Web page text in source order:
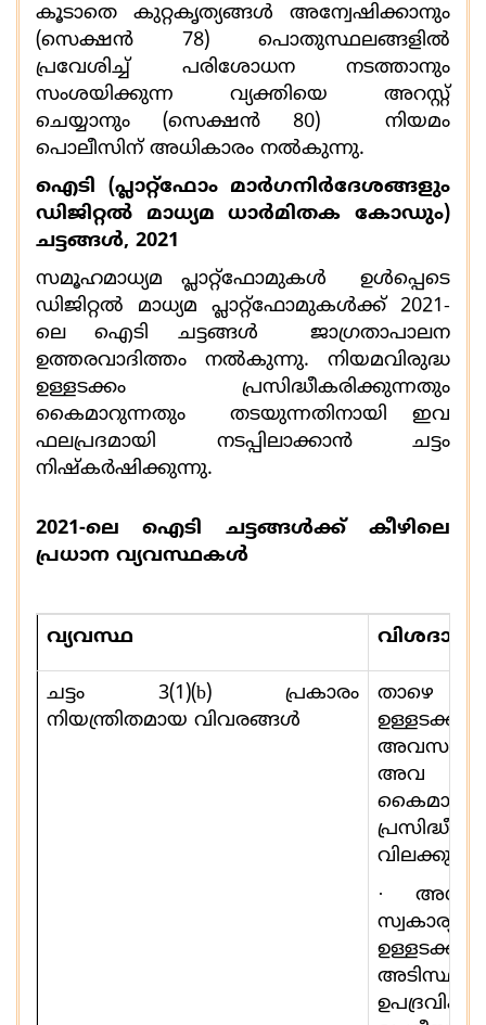
കൂടാതെ കുറ്റകൃത്യങ്ങൾ അന്വേഷിക്കാനും
(സെക്ഷൻ 78) പൊതുസ്ഥലങ്ങളിൽ
പ്രവേശിച്ച് പരിശോധന നടത്താനും
സംശയിക്കുന്ന വ്യക്തിയെ അറസ്റ്റ്
ചെയ്യാനും (സെക്ഷൻ 80) നിയമം
പൊലീസിന് അധികാരം നല്‍കുന്നു.
ഐടി (പ്ലാറ്റ്ഫോം മാർഗനിർദേശങ്ങളും
ഡിജിറ്റൽ മാധ്യമ ധാര്‍മിതക കോഡും)
ചട്ടങ്ങൾ, 2021
സമൂഹമാധ്യമ പ്ലാറ്റ്ഫോമുകള്‍
ഉൾപ്പെടെ
ഡിജിറ്റല്‍ മാധ്യമ പ്ലാറ്റ്ഫോമുകള്‍ക്ക് 2021-
ലെ ഐടി ചട്ടങ്ങൾ
ജാഗ്രതാപാലന
ഉത്തരവാദിത്തം നൽകുന്നു. നിയമവിരുദ്ധ
ഉള്ളടക്കം പ്രസിദ്ധീകരിക്കുന്നതും
കൈമാറുന്നതും
തടയുന്നതിനായി ഇവ
ഫലപ്രദമായി നടപ്പിലാക്കാൻ ചട്ടം
നിഷ്കര്‍ഷിക്കുന്നു.
2021-ലെ ഐടി ചട്ടങ്ങൾക്ക് കീഴിലെ
പ്രധാന വ്യവസ്ഥകൾ
വ്യവസ്ഥ
ചട്ടം 3(1)(b) പ്രകാരം
നിയന്ത്രിതമായ വിവരങ്ങള്‍
താഴെ
അവ
വിലക്കുന്നു:
·